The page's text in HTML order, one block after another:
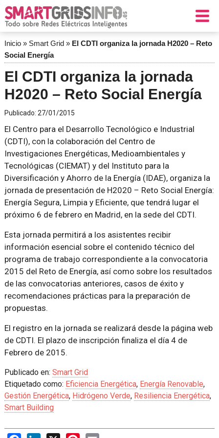
Inicio» Smart Grid» El CDTI organiza la jornada H2020 – Reto
Social Energía
El CDTI organiza la jornada
H2020 – Reto Social Energía
Publicado: 27/01/2015
El Centro para el Desarrollo Tecnológico e Industrial
(CDTI), con la colaboración del Centro de
Investigaciones Energéticas, Medioambientales y
Tecnológicas (CIEMAT) y del Instituto para la
Diversificación y Ahorro de la Energía (IDAE), organiza la
jornada de presentación de H2020 – Reto Social Energía:
Energía Segura, Limpia y Eficiente,que tendrá lugar el
próximo 6 de febrero en Madrid, en la sede del CDTI.
Esta jornada permitirá a los asistentes recibir
información esencial sobre el contenido técnico del
programa de trabajo correspondiente a la convocatoria
2015 del Reto de Energía, así como sobre los resultados
de las convocatorias anteriores, casos de éxito y
recomendaciones prácticas para la preparación de
propuestas.
El registro en la jornada se realizará desde la página web
de CDTI. El plazo de inscripción finaliza el día 4 de
Febrero de 2015.
Publicado en: Smart Grid
Etiquetado como: Eficiencia Energética, Energía Renovable,
Gestión Energética, Hidrógeno Verde, Resiliencia Energética,
Smart Building